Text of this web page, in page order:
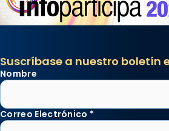
Suscríbase a nuestro boletín
Nombre
Correo Electrónico *